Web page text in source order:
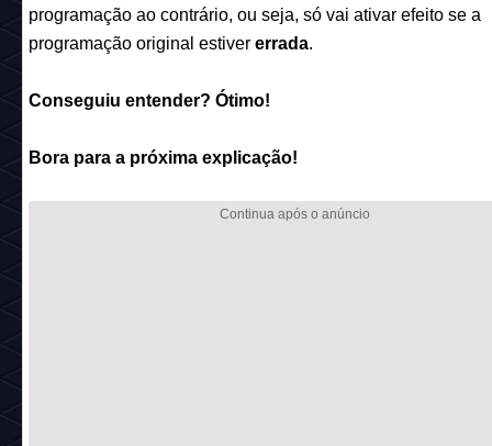
programação ao contrário, ou seja, só vai ativar efeito se a
programação original estiver errada.
Conseguiu entender? Ótimo!
Bora para a próxima explicação!